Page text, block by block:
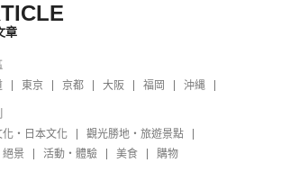
章
東京 京都 大阪 福岡 沖縄
化・日本文化
觀光勝地・旅遊景點
絕景
活動・體驗 美食 購物